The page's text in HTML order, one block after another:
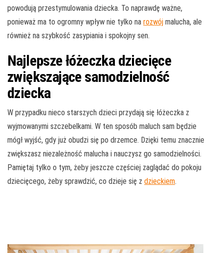
powodują przestymulowania dziecka. To naprawdę ważne,
ponieważ ma to ogromny wpływ nie tylko na rozwój malucha, ale
również na szybkość zasypiania i spokojny sen.
Najlepsze łóżeczka dziecięce
zwiększające samodzielność
dziecka
W przypadku nieco starszych dzieci przydają się łóżeczka z
wyjmowanymi szczebelkami. W ten sposób maluch sam będzie
mógł wyjść, gdy już obudzi się po drzemce. Dzięki temu znacznie
zwiększasz niezależność malucha i nauczysz go samodzielności.
Pamiętaj tylko o tym, żeby jeszcze częściej zaglądać do pokoju
dziecięcego, żeby sprawdzić, co dzieje się z dzieckiem.